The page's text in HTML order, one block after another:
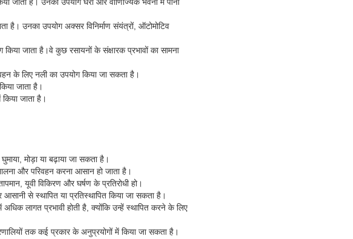
है। उनका उपयोग अक्सर विनिर्माण संयंत्रों, ऑटोमोटिव
जाता है।वे कुछ रसायनों के संक्षारक प्रभावों का सामना
के लिए नली का उपयोग किया जा सकता है।
जाता है।
जाता है।
मोड़ा या बढ़ाया जा सकता है।
और परिवहन करना आसान हो जाता है।
यूवी विकिरण और घर्षण के प्रतिरोधी हो।
से स्थापित या प्रतिस्थापित किया जा सकता है।
लागत प्रभावी होती है, क्योंकि उन्हें स्थापित करने के लिए
तक कई प्रकार के अनुप्रयोगों में किया जा सकता है।